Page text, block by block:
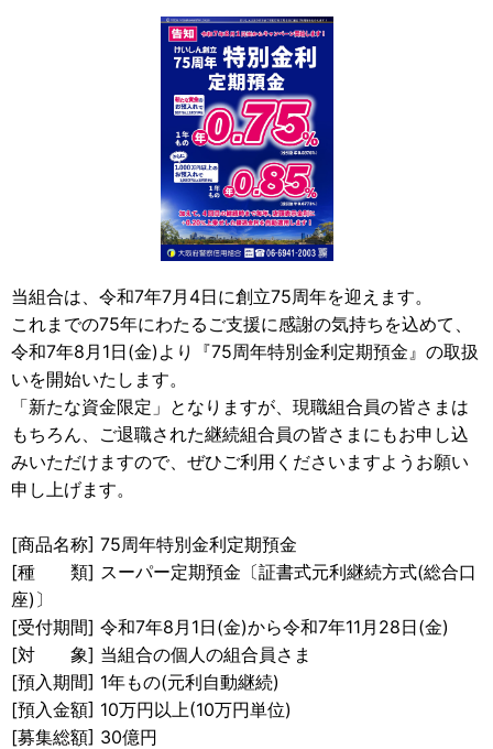
当組合は、令和7年7月4日に創立75周年を迎えます。
これまでの75年にわたるご支援に感謝の気持ちを込めて、
令和7年8月1日(金)より『75周年特別金利定期預金』の取扱
いを開始いたします。
「新たな資金限定」となりますが、現職組合員の皆さまは
もちろん、ご退職された継続組合員の皆さまにもお申し込
みいただけますので、ぜひご利用くださいますようお願い
申し上げます。
[商品名称] 75周年特別金利定期預金
[種 類] スーパー定期預金〔証書式元利継続方式(総合口
座)〕
[受付期間] 令和7年8月1日(金)から令和7年11月28日(金)
[対 象] 当組合の個人の組合員さま
[預入期間] 1年もの(元利自動継続)
[預入金額] 10万円以上(10万円単位)
[募集総額] 30億円